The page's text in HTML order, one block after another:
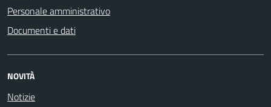
Personale amministrativo
Documenti e dati
NOVITÀ
Notizie